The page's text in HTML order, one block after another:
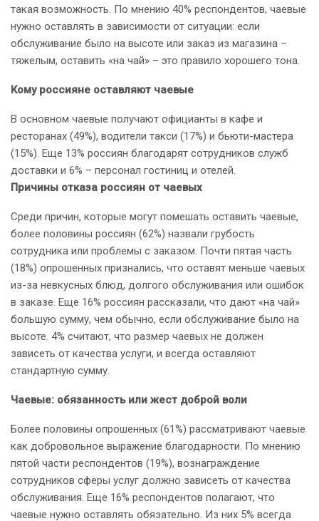
такая возможность. По мнению 40% респондентов, чаевые
нужно оставлять в зависимости от ситуации: если
обслуживание было на высоте или заказ из магазина –
тяжелым, оставить «на чай» – это правило хорошего тона.
Кому россияне оставляют чаевые
В основном чаевые получают официанты в кафе и
ресторанах (49%), водители такси (17%) и бьюти-мастера
(15%). Еще 13% россиян благодарят сотрудников служб
доставки и 6% – персонал гостиниц и отелей.
Причины отказа россиян от чаевых
Среди причин, которые могут помешать оставить чаевые,
более половины россиян (62%) назвали грубость
сотрудника или проблемы с заказом. Почти пятая часть
(18%) опрошенных признались, что оставят меньше чаевых
из-за невкусных блюд, долгого обслуживания или ошибок
в заказе. Еще 16% россиян рассказали, что дают «на чай»
большую сумму, чем обычно, если обслуживание было на
высоте. 4% считают, что размер чаевых не должен
зависеть от качества услуги, и всегда оставляют
стандартную сумму.
Чаевые: обязанность или жест доброй воли
Более половины опрошенных (61%) рассматривают чаевые
как добровольное выражение благодарности. По мнению
пятой части респондентов (19%), вознаграждение
сотрудников сферы услуг должно зависеть от качества
обслуживания. Еще 16% респондентов полагают, что
чаевые нужно оставлять обязательно. Из них 5% всегда